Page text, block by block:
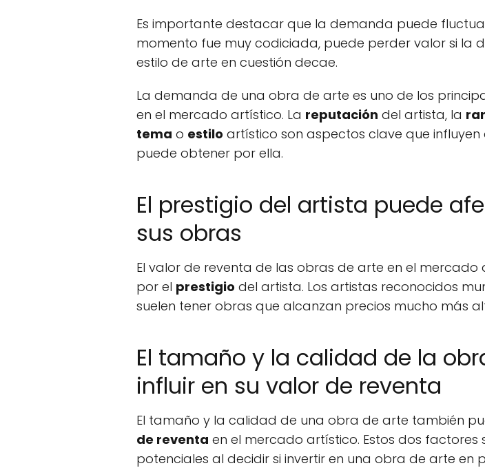
Es importante destacar que la demanda puede
momento fue muy codiciada, puede perder valor si la
estilo de arte en cuestión decae.
La demanda de una obra de arte es uno de los
en el mercado artístico. La reputación del artista, la
tema o estilo artístico son aspectos clave que
puede obtener por ella.
El prestigio del artista puede
sus obras
El valor de reventa de las obras de arte en el
por el prestigio del artista. Los artistas reconocidos
suelen tener obras que alcanzan precios mucho más
El tamaño y la calidad de la
influir en su valor de reventa
El tamaño y la calidad de una obra de arte también
de reventa en el mercado artístico. Estos dos
potenciales al decidir si invertir en una obra de arte en